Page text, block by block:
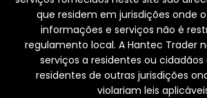
que residem em jurisdições onde
informações e serviços não é
regulamento local. A Hantec Trader
serviços a residentes ou cidadãos
residentes de outras jurisdições
violariam leis